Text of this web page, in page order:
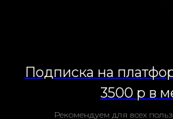
Подписка на
3500 р в
Рекомендуем для всех